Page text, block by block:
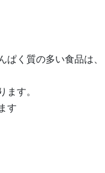
ぱく質の多い食品は
ます。
す